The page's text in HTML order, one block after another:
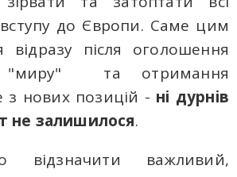
вступу до Європи. Саме цим
відразу після оголошення
"миpу" та отримання
з нових позицій - ні дурнів
не залишилося.
відзначити важливий,